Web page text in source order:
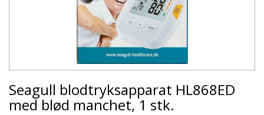
Seagull blodtryksapparat HL868ED
med blød manchet, 1 stk.